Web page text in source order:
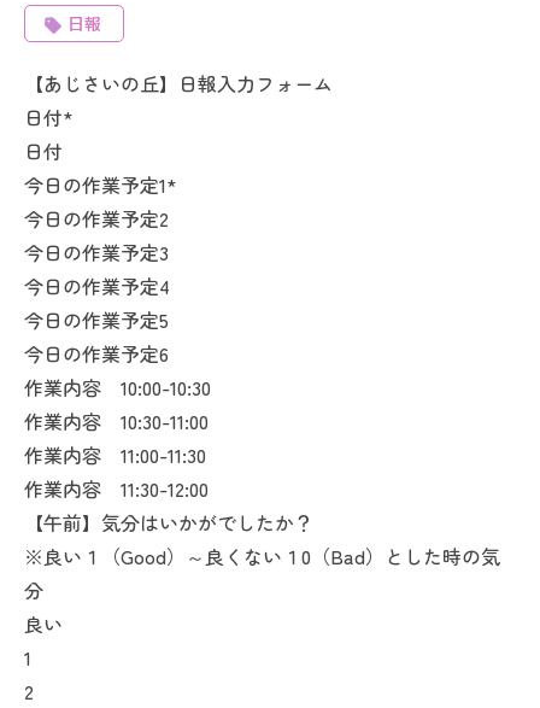
日報
【あじさいの丘】日報入力フォーム
日付*
日付
今日の作業予定1*
今日の作業予定2
今日の作業予定3
今日の作業予定4
今日の作業予定5
今日の作業予定6
作業内容 10:00-10:30
作業内容 10:30-11:00
作業内容 11:00-11:30
作業内容 11:30-12:00
【午前】気分はいかがでしたか？
※良い１（Good）～良くない１0（Bad）とした時の気
分
良い
1
2